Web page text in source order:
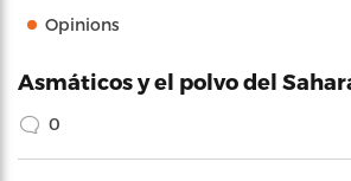
Opinions
Asmáticos y el polvo del
0